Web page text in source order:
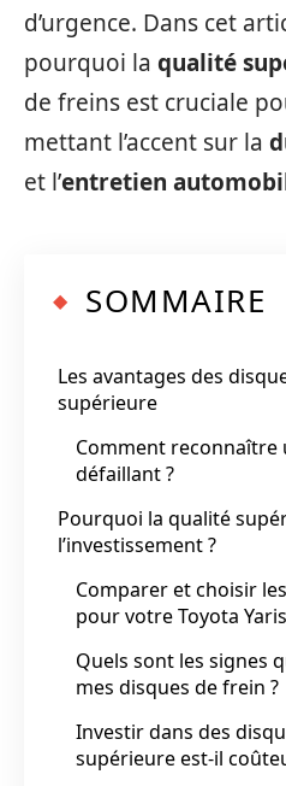
d’urgence. Dans cet
pourquoi la qualité
de freins est cruciale
mettant l’accent sur la
et l’entretien
SOMMAIRE
Les avantages des
supérieure
Comment reconnaître
défaillant ?
Pourquoi la qualité
l’investissement ?
Comparer et choisir
pour votre Toyota Yaris
Quels sont les signes
mes disques de frein ?
Investir dans des
supérieure est-il